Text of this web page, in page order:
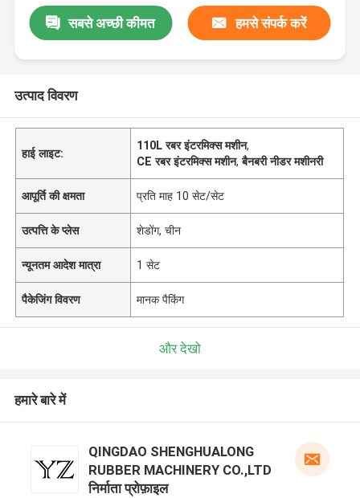
सबसे अच्छी कीमत हमसे संपर्क करें
उत्पाद विवरण
हाई लाइट:
110L रबर इंटरमिक्स मशीन,
CE रबर इंटरमिक्स मशीन,बैनबरी नीडर मशीनरी
आपूर्ति की क्षमता प्रति माह 10 सेट/सेट
उत्पत्ति के प्लेस शेडोंग, चीन
न्यूनतम आदेश मात्रा 1 सेट
पैकेजिंग विवरण मानक पैकिंग
और देखो
हमारे बारे में
QINGDAO SHENGHUALONG
RUBBER MACHINERY CO.,LTD
निर्माता प्रोफ़ाइल